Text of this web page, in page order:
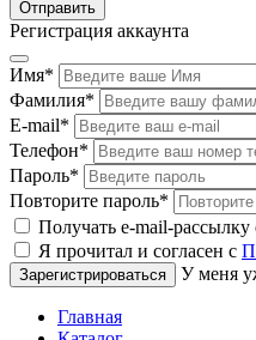
Регистрация аккаунта
Имя*
Фамилия*
E-mail*
Телефон*
Пароль*
Повторите пароль*
Получать e-mail-
Я прочитал и согласен с
У меня
Главная